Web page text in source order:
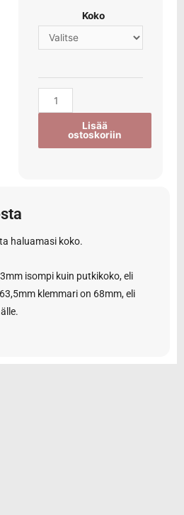
Koko
Lisää
ostoskoriin
haluamasi koko.
isompi kuin putkikoko, eli
klemmari on 68mm, eli